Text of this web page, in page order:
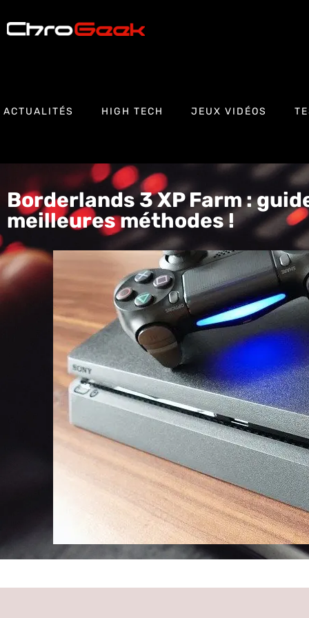
ACTUALITÉS HIGH TECH JEUX VIDÉOS
Borderlands 3 XP Farm :
meilleures méthodes !